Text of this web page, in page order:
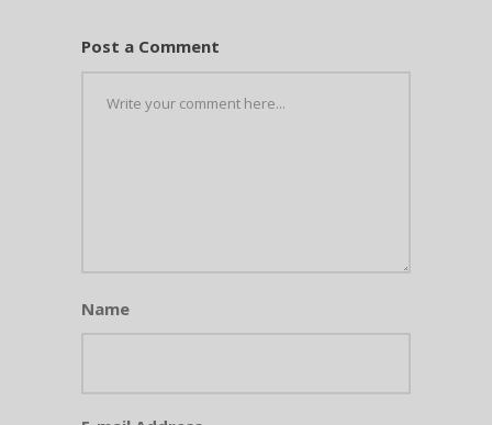
Post a Comment
Name